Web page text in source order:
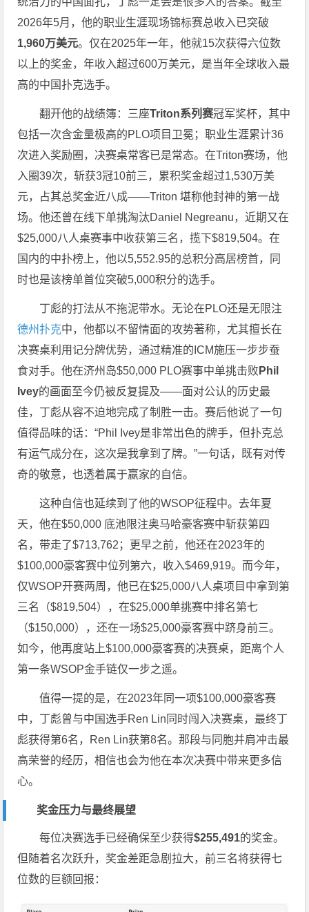
2026年5月，他的职业生涯现场锦标赛总收入已突破
1,960万美元。仅在2025年一年，他就15次获得六位数
以上的奖金，年收入超过600万美元，是当年全球收入最
高的中国扑克选手。
翻开他的战绩簿：三座Triton系列赛冠军奖杯，其中
包括一次含金量极高的PLO项目卫冕；职业生涯累计36
次进入奖励圈，决赛桌常客已是常态。在Triton赛场，他
入圈39次，斩获3冠10前三，累积奖金超过1,530万美
元，占其总奖金近八成——Triton 堪称他封神的第一战
场。他还曾在线下单挑淘汰Daniel Negreanu，近期又在
$25,000八人桌赛事中收获第三名，揽下$819,504。在
国内的中扑榜上，他以5,552.95的总积分高居榜首，同
时也是该榜单首位突破5,000积分的选手。
丁彪的打法从不拖泥带水。无论在PLO还是无限注
德州扑克中，他都以不留情面的攻势著称，尤其擅长在
决赛桌利用记分牌优势，通过精准的ICM施压一步步蚕
食对手。他在济州岛$50,000 PLO赛事中单挑击败Phil
Ivey的画面至今仍被反复提及——面对公认的历史最
佳，丁彪从容不迫地完成了制胜一击。赛后他说了一句
值得品味的话：“Phil Ivey是非常出色的牌手，但扑克总
有运气成分在，这次是我拿到了牌。”一句话，既有对传
奇的敬意，也透着属于赢家的自信。
这种自信也延续到了他的WSOP征程中。去年夏
天，他在$50,000 底池限注奥马哈豪客赛中斩获第四
名，带走了$713,762；更早之前，他还在2023年的
$100,000豪客赛中位列第六，收入$469,919。而今年，
仅WSOP开赛两周，他已在$25,000八人桌项目中拿到第
三名（$819,504），在$25,000单挑赛中排名第七
（$150,000），还在一场$25,000豪客赛中跻身前三。
如今，他再度站上$100,000豪客赛的决赛桌，距离个人
第一条WSOP金手链仅一步之遥。
值得一提的是，在2023年同一项$100,000豪客赛
中，丁彪曾与中国选手Ren Lin同时闯入决赛桌，最终丁
彪获得第6名，Ren Lin获第8名。那段与同胞并肩冲击最
高荣誉的经历，相信也会为他在本次决赛中带来更多信
心。
奖金压力与最终展望
每位决赛选手已经确保至少获得$255,491的奖金。
但随着名次跃升，奖金差距急剧拉大，前三名将获得七
位数的巨额回报：